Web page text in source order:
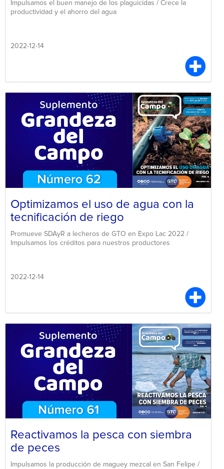
Impulsamos el buen manejo de los plaguicidas / Crece la
productividad y el ahorro del agua
2022-12-14
Optimizamos el uso de agua con la
tecnificación de riego
Promueve SDAyR a lecheros de GTO en Expo Lac 2022 /
Impulsamos los créditos para nuestros productores
2022-12-14
Reactivamos la pesca con siembra
de peces
Impulsamos la producción de maguey mezcal en San Felipe /